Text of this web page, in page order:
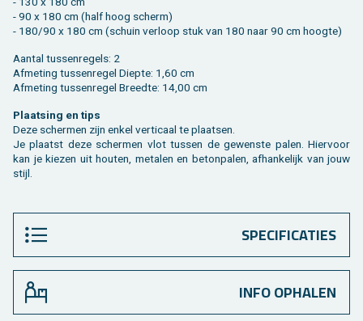
- 90 x 180 cm (half hoog scherm)
- 180/90 x 180 cm (schuin ver­loop stuk van 180 naar 90 cm hoog­te)
Aan­tal tus­sen­re­gels: 2
Af­me­ting tus­sen­re­gel Diep­te: 1,60 cm
Af­me­ting tus­sen­re­gel Breed­te: 14,00 cm
Plaat­sing en tips
Deze scher­men zijn enkel ver­ti­caal te plaat­sen.
Je plaatst deze scher­men vlot tus­sen de ge­wens­te palen. Hier­voor
kan je kie­zen uit hou­ten, me­ta­len en be­ton­pa­len, af­han­ke­lijk van jouw
stijl.
SPECIFICATIES
INFO OPHALEN